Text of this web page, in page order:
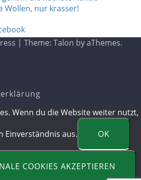
Wollen, nur krasser!
| Theme: Talon by aThemes.
Wenn du die Website weiter nutzt,
Einverständnis aus.
OK
COOKIES AKZEPTIEREN